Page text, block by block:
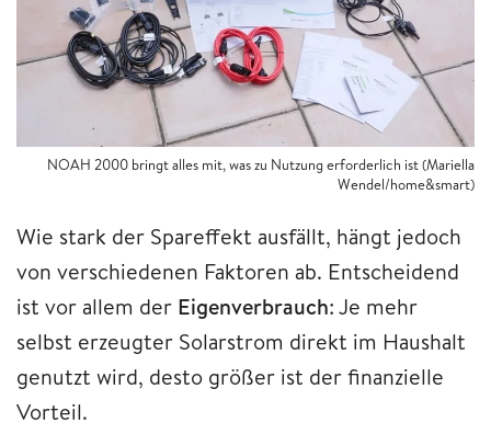
NOAH 2000 bringt alles mit, was zu Nutzung erforderlich ist (Mariella
Wendel/home&smart)
Wie stark der Spareffekt ausfällt, hängt jedoch
von verschiedenen Faktoren ab. Entscheidend
ist vor allem der Eigenverbrauch: Je mehr
selbst erzeugter Solarstrom direkt im Haushalt
genutzt wird, desto größer ist der finanzielle
Vorteil.